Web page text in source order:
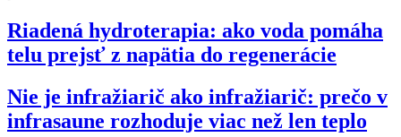
Riadená hydroterapia: ako voda pomáha
telu prejsť z napätia do regenerácie
Nie je infražiarič ako infražiarič: prečo v
infrasaune rozhoduje viac než len teplo